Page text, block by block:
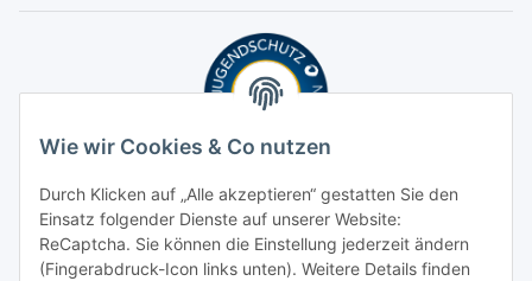
Wie wir Cookies & Co nutzen
Durch Klicken auf „Alle akzeptieren“ gestatten Sie den
Einsatz folgender Dienste auf unserer Website:
ReCaptcha. Sie können die Einstellung jederzeit ändern
(Fingerabdruck-Icon links unten). Weitere Details finden